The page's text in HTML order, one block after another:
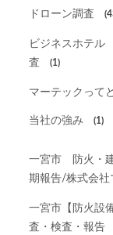
ドローン調査
ビジネスホテル
査
(1)
マーテックって
当社の強み (1)
一宮市 防火・
期報告/株式会社
一宮市【防火設
査・検査・報